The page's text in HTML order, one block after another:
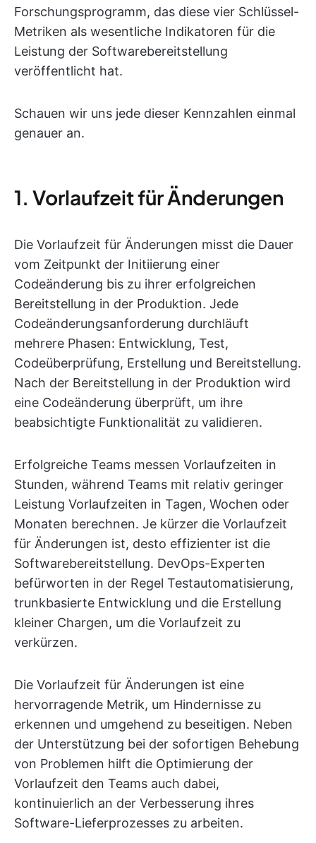
Forschungsprogramm, das diese vier Schlüssel-
Metriken als wesentliche Indikatoren für die
Leistung der Softwarebereitstellung
veröffentlicht hat.
Schauen wir uns jede dieser Kennzahlen einmal
genauer an.
1. Vorlaufzeit für Änderungen
Die Vorlaufzeit für Änderungen misst die Dauer
vom Zeitpunkt der Initiierung einer
Codeänderung bis zu ihrer erfolgreichen
Bereitstellung in der Produktion. Jede
Codeänderungsanforderung durchläuft
mehrere Phasen: Entwicklung, Test,
Codeüberprüfung, Erstellung und Bereitstellung.
Nach der Bereitstellung in der Produktion wird
eine Codeänderung überprüft, um ihre
beabsichtigte Funktionalität zu validieren.
Erfolgreiche Teams messen Vorlaufzeiten in
Stunden, während Teams mit relativ geringer
Leistung Vorlaufzeiten in Tagen, Wochen oder
Monaten berechnen. Je kürzer die Vorlaufzeit
für Änderungen ist, desto effizienter ist die
Softwarebereitstellung. DevOps-Experten
befürworten in der Regel Testautomatisierung,
trunkbasierte Entwicklung und die Erstellung
kleiner Chargen, um die Vorlaufzeit zu
verkürzen.
Die Vorlaufzeit für Änderungen ist eine
hervorragende Metrik, um Hindernisse zu
erkennen und umgehend zu beseitigen. Neben
der Unterstützung bei der sofortigen Behebung
von Problemen hilft die Optimierung der
Vorlaufzeit den Teams auch dabei,
kontinuierlich an der Verbesserung ihres
Software-Lieferprozesses zu arbeiten.